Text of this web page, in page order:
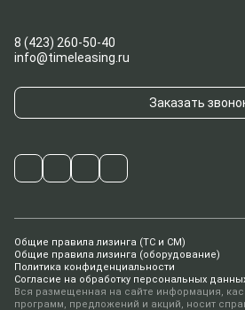
8 (423) 260-50-40
info@timeleasing.ru
Заказать
Общие правила лизинга (ТС и СМ)
Общие правила лизинга (оборудование)
Политика конфиденциальности
Согласие на обработку персональных
Вся размещенная на сайте информация,
программ, предложений и акций, носит